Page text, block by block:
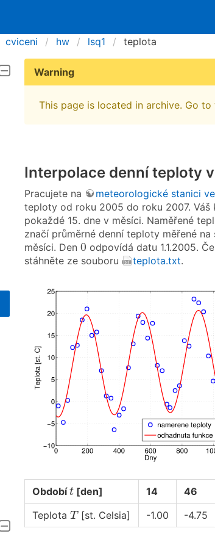
cviceni hw lsq1 teplota
Warning
This page is located in archive. Go
Interpolace denní teploty
Pracujete na meteorologické stanici
teploty od roku 2005 do roku 2007. Váš
pokaždé 15. dne v měsíci. Naměřené
značí průměrné denní teploty měřené
měsíci. Den 0
0 odpovídá datu 1.1.2005.
stáhněte ze souboru
teplota.txt.
Obdobít
t [den] 14 46
Teplota T
T[st. Celsia] -1.00 -4.75